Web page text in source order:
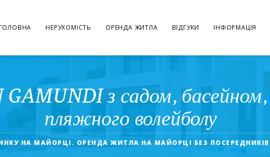
НЕРУХОМІСТЬ ОРЕНДА ЖИТЛА ВІДГУКИ ІНФОРМАЦІЯ
GAMUNDI з садом,
пляжного волейболу
НА МАЙОРЦІ. ОРЕНДА ЖИТЛА НА МАЙОРЦІ БЕЗ